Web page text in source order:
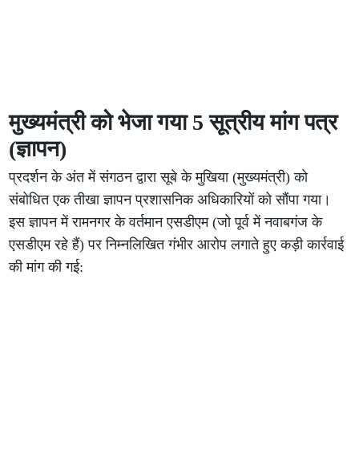
मुख्यमंत्री को भेजा गया 5 सूत्रीय मांग पत्र
(ज्ञापन)
प्रदर्शन के अंत में संगठन द्वारा सूबे के मुखिया (मुख्यमंत्री) को
संबोधित एक तीखा ज्ञापन प्रशासनिक अधिकारियों को सौंपा गया।
इस ज्ञापन में रामनगर के वर्तमान एसडीएम (जो पूर्व में नवाबगंज के
एसडीएम रहे हैं) पर निम्नलिखित गंभीर आरोप लगाते हुए कड़ी कार्रवाई
की मांग की गई: